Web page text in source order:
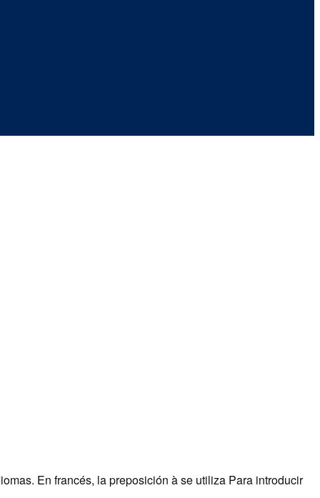
En francés, la preposición à se utiliza Para introducir